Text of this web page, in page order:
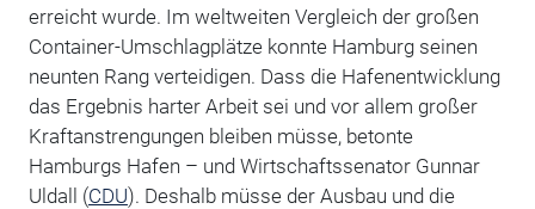
erreicht wurde. Im weltweiten Vergleich der großen
Container-Umschlagplätze konnte Hamburg seinen
neunten Rang verteidigen. Dass die Hafenentwicklung
das Ergebnis harter Arbeit sei und vor allem großer
Kraftanstrengungen bleiben müsse, betonte
Hamburgs Hafen – und Wirtschaftssenator Gunnar
Uldall (CDU). Deshalb müsse der Ausbau und die